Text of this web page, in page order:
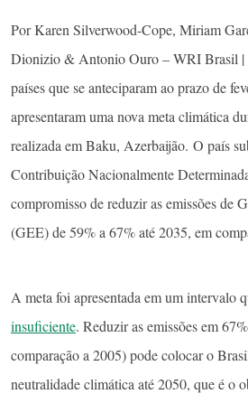
Por Karen Silverwood-Cope, Miriam
Dionizio & Antonio Ouro – WRI Brasil |
países que se anteciparam ao prazo de
apresentaram uma nova meta climática
realizada em Baku, Azerbaijão. O país
Contribuição Nacionalmente
compromisso de reduzir as emissões de
(GEE) de 59% a 67% até 2035, em
A meta foi apresentada em um intervalo
insuficiente. Reduzir as emissões em
comparação a 2005) pode colocar o
neutralidade climática até 2050, que é o